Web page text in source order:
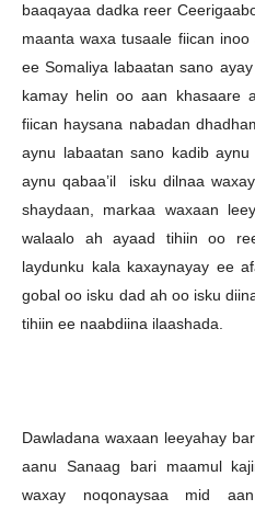
baaqayaa dadka reer
maanta waxa tusaale fiican
ee Somaliya labaatan sano
kamay helin oo aan khasaare
fiican haysana nabadan
aynu labaatan sano kadib
aynu qabaa’il isku dilnaa
shaydaan, markaa waxaan
walaalo ah ayaad tihiin oo
laydunku kala kaxaynayay ee
gobal oo isku dad ah oo isku
tihiin ee naabdiina ilaashada.
Dawladana waxaan leeyahay
aanu Sanaag bari maamul
waxay noqonaysaa mid